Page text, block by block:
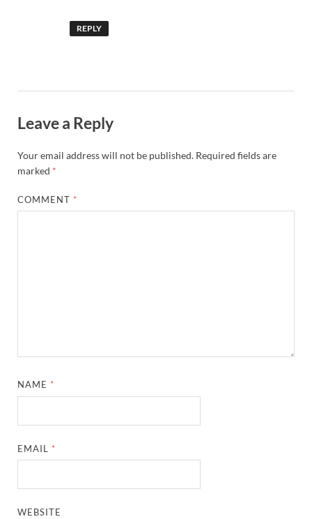
REPLY
Leave a Reply
Your email address will not be published. Required fields are
marked *
COMMENT *
NAME *
EMAIL *
WEBSITE